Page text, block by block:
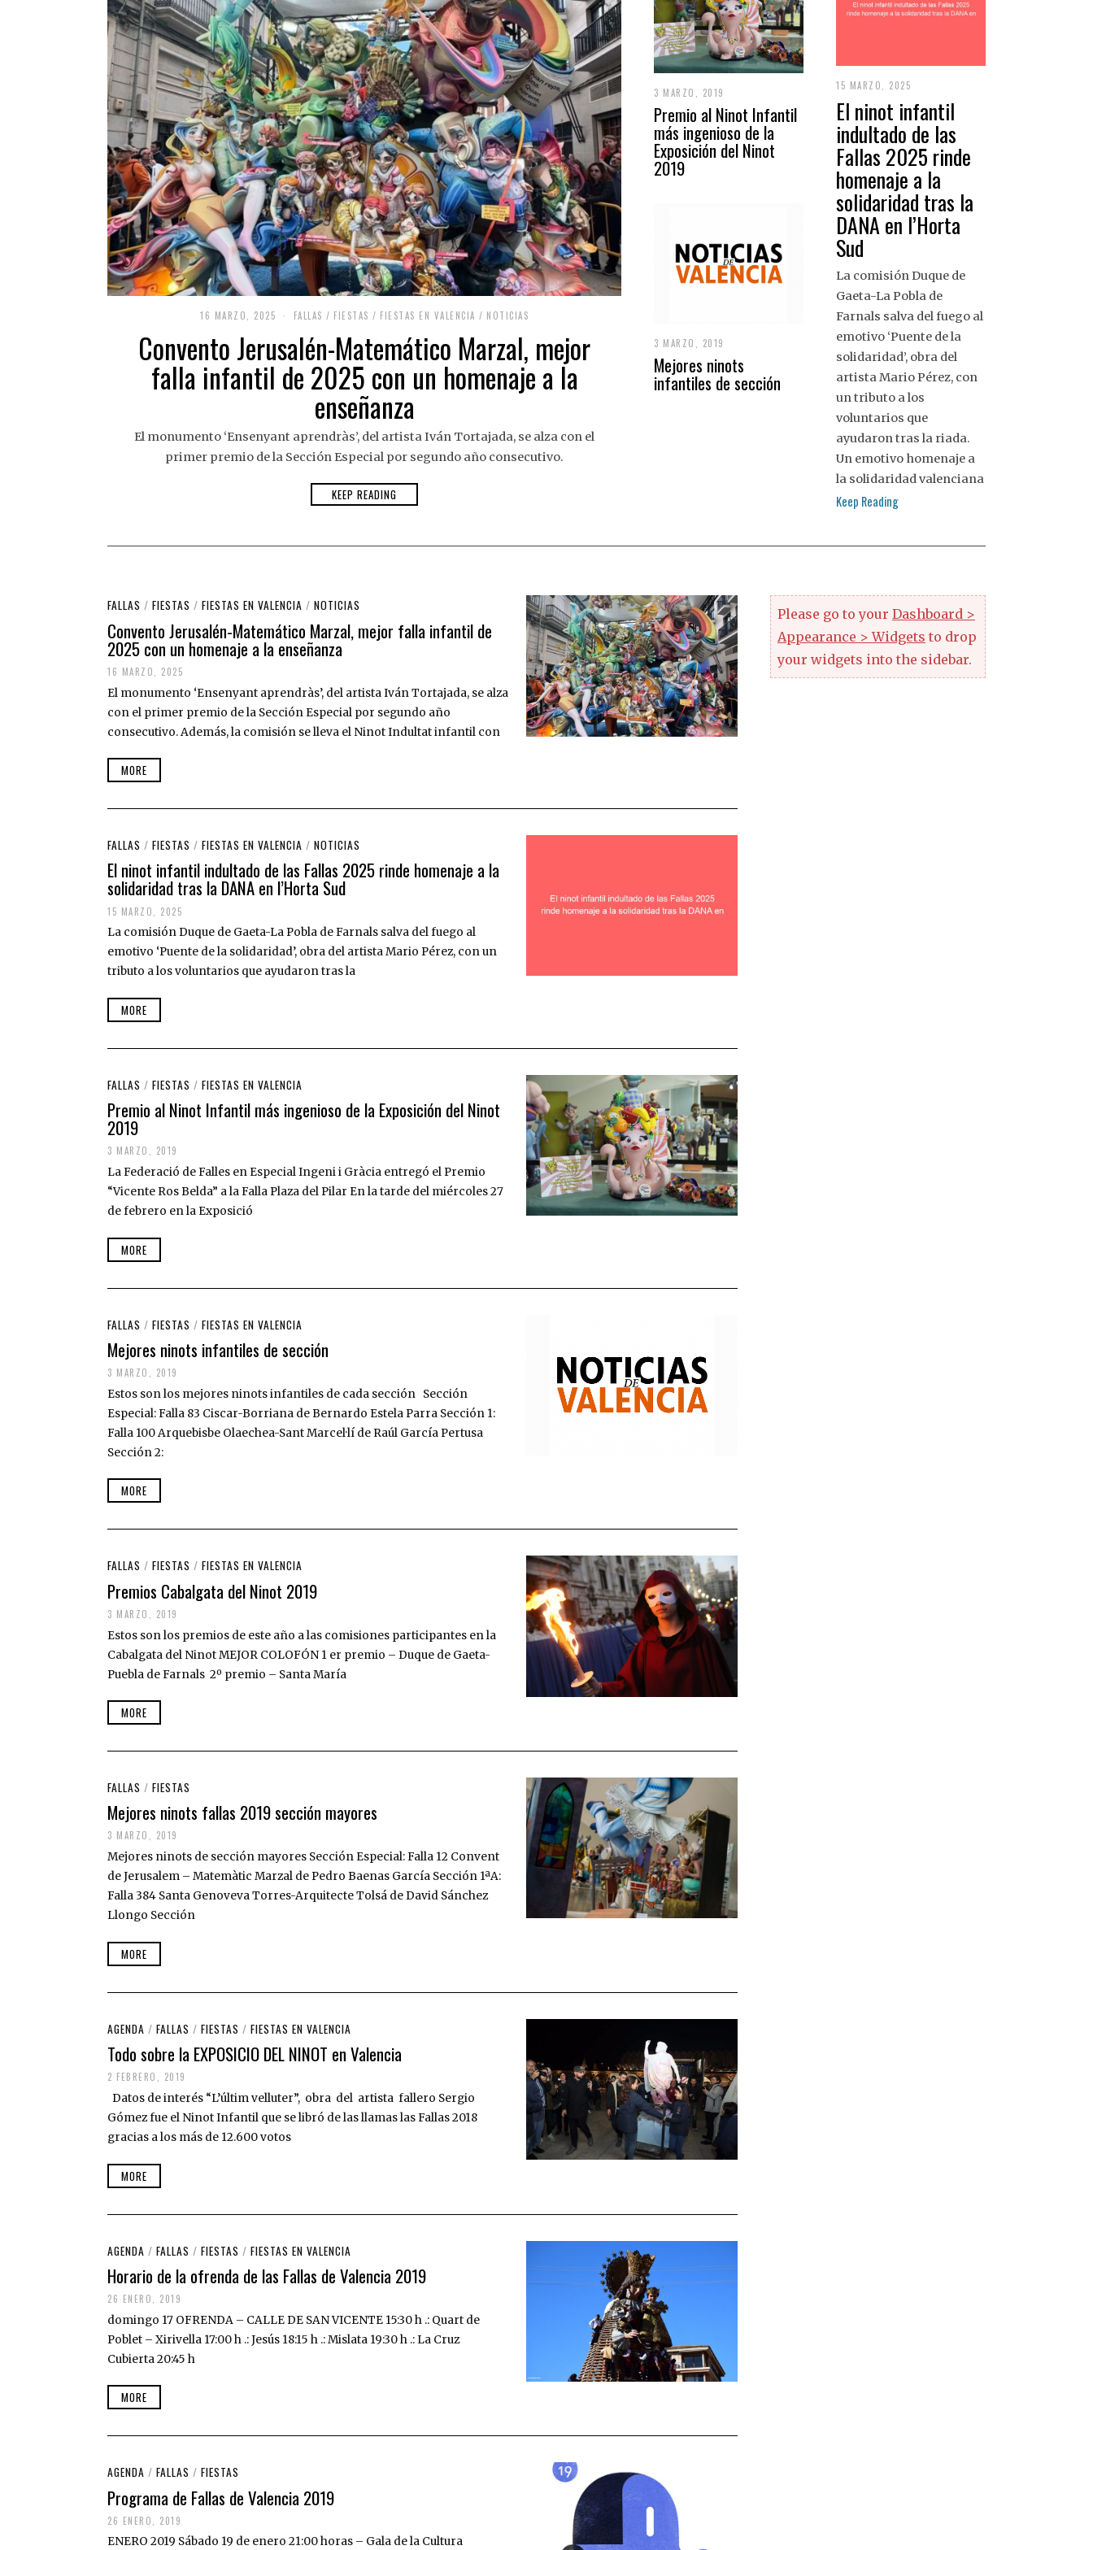
16 MARZO, 2025
A
R
2
FALLAS / FIESTAS / FIESTAS EN VALENCIA / NOTICIAS
Convento Jerusalén-Matemático Marzal, mejor
falla infantil de 2025 con un homenaje a la
enseñanza
El monumento ‘Ensenyant aprendràs’, del artista Iván Tortajada, se alza con el
primer premio de la Sección Especial por segundo año consecutivo.
KEEP READING
15 MARZO, 2025
M
A
R
Z
O
2
0
2
5
El ninot infantil
indultado de las
Fallas 2025 rinde
homenaje a la
solidaridad tras la
DANA en l’Horta
Sud
La comisión Duque de
Gaeta-La Pobla de
Farnals salva del fuego al
emotivo ‘Puente de la
solidaridad’, obra del
artista Mario Pérez, con
un tributo a los
voluntarios que
ayudaron tras la riada.
Un emotivo homenaje a
la solidaridad valenciana
Keep Reading
3 MARZO, 2019
Premio al Ninot Infantil
más ingenioso de la
Exposición del Ninot
2019
3 MARZO, 2019
Mejores ninots
infantiles de sección
FALLAS / FIESTAS / FIESTAS EN VALENCIA / NOTICIAS
Convento Jerusalén-Matemático Marzal, mejor falla infantil de
2025 con un homenaje a la enseñanza
16 MARZO, 2025
M
A
R
Z
5
El monumento ‘Ensenyant aprendràs’, del artista Iván Tortajada, se alza
con el primer premio de la Sección Especial por segundo año
consecutivo. Además, la comisión se lleva el Ninot Indultat infantil con
MORE
FALLAS / FIESTAS / FIESTAS EN VALENCIA / NOTICIAS
El ninot infantil indultado de las Fallas 2025 rinde homenaje a la
solidaridad tras la DANA en l’Horta Sud
15 MARZO, 2025
M
A
R
Z
5
La comisión Duque de Gaeta-La Pobla de Farnals salva del fuego al
emotivo ‘Puente de la solidaridad’, obra del artista Mario Pérez, con un
tributo a los voluntarios que ayudaron tras la
MORE
FALLAS / FIESTAS / FIESTAS EN VALENCIA
Premio al Ninot Infantil más ingenioso de la Exposición del Ninot
2019
3 MARZO, 2019
La Federació de Falles en Especial Ingeni i Gràcia entregó el Premio
“Vicente Ros Belda” a la Falla Plaza del Pilar En la tarde del miércoles 27
de febrero en la Exposició
MORE
FALLAS / FIESTAS / FIESTAS EN VALENCIA
Mejores ninots infantiles de sección
3 MARZO, 2019
Estos son los mejores ninots infantiles de cada sección Sección
Especial: Falla 83 Ciscar-Borriana de Bernardo Estela Parra Sección 1:
Falla 100 Arquebisbe Olaechea-Sant Marcel·lí de Raúl García Pertusa
Sección 2:
MORE
FALLAS / FIESTAS / FIESTAS EN VALENCIA
Premios Cabalgata del Ninot 2019
3 MARZO, 2019
Estos son los premios de este año a las comisiones participantes en la
Cabalgata del Ninot MEJOR COLOFÓN 1 er premio – Duque de Gaeta-
Puebla de Farnals 2º premio – Santa María
MORE
FALLAS / FIESTAS
Mejores ninots fallas 2019 sección mayores
3 MARZO, 2019
Mejores ninots de sección mayores Sección Especial: Falla 12 Convent
de Jerusalem – Matemàtic Marzal de Pedro Baenas García Sección 1ªA:
Falla 384 Santa Genoveva Torres-Arquitecte Tolsá de David Sánchez
Llongo Sección
MORE
AGENDA / FALLAS / FIESTAS / FIESTAS EN VALENCIA
Todo sobre la EXPOSICIO DEL NINOT en Valencia
2 FEBRERO, 2019
Datos de interés “L’últim velluter”, obra del artista fallero Sergio
Gómez fue el Ninot Infantil que se libró de las llamas las Fallas 2018
gracias a los más de 12.600 votos
MORE
AGENDA / FALLAS / FIESTAS / FIESTAS EN VALENCIA
Horario de la ofrenda de las Fallas de Valencia 2019
26 ENERO, 2019
domingo 17 OFRENDA – CALLE DE SAN VICENTE 15:30 h .: Quart de
Poblet – Xirivella 17:00 h .: Jesús 18:15 h .: Mislata 19:30 h .: La Cruz
Cubierta 20:45 h
MORE
AGENDA / FALLAS / FIESTAS
Programa de Fallas de Valencia 2019
26 ENERO, 2019
ENERO 2019 Sábado 19 de enero 21:00 horas – Gala de la Cultura
Please go to your Dashboard >
Appearance > Widgets to drop
your widgets into the sidebar.